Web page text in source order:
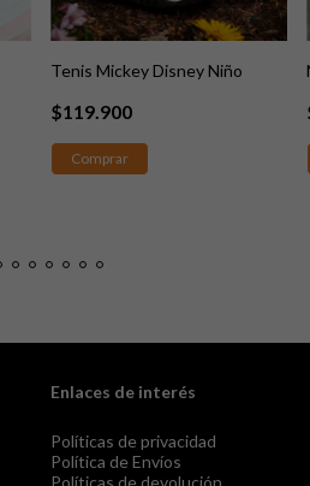
Tenis Mickey Disney Niño
$119.900
Comprar
Enlaces de interés
Políticas de privacidad
Política de Envíos
Políticas de devolución